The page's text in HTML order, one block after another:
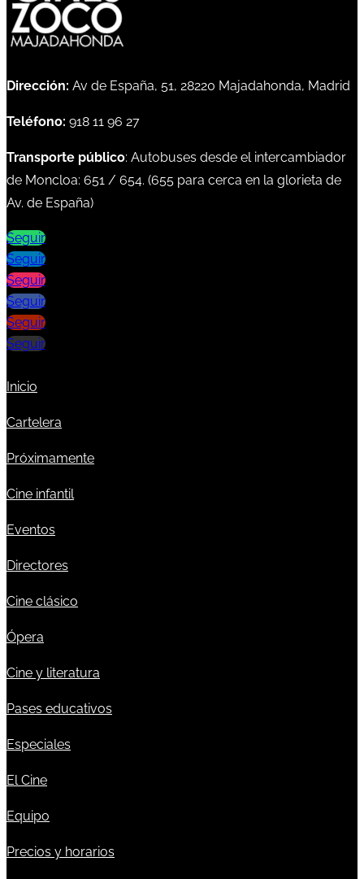
Dirección: Av de España, 51, 28220 Majadahonda, Madrid
Teléfono: 918 11 96 27
Transporte público: Autobuses desde el intercambiador
de Moncloa: 651 / 654. (655 para cerca en la glorieta de
Av. de España)
Seguir
Seguir
Seguir
Seguir
Seguir
Seguir
Inicio
Cartelera
Próximamente
Cine infantil
Eventos
Directores
Cine clásico
Ópera
Cine y literatura
Pases educativos
Especiales
El Cine
Equipo
Precios y horarios